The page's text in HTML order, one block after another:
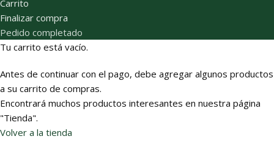
Carrito
Finalizar compra
Pedido completado
Tu carrito está vacío.
Antes de continuar con el pago, debe agregar algunos productos
a su carrito de compras.
Encontrará muchos productos interesantes en nuestra página
"Tienda".
Volver a la tienda